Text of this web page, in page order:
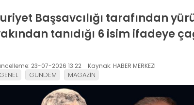
Başsavcılığı tarafından
tanıdığı 6 isim ifadeye
23-07-2026 13:22 Kaynak: HABER MERKEZI
GENEL GÜNDEM MAGAZİN